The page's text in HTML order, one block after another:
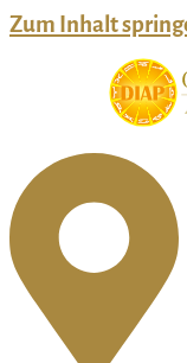
Zum Inhalt